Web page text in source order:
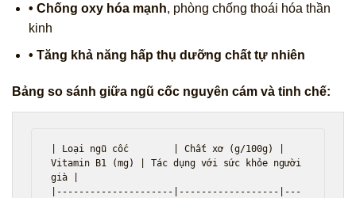
• Chống oxy hóa mạnh, phòng chống thoái hóa thần
kinh
• Tăng khả năng hấp thụ dưỡng chất tự nhiên
Bảng so sánh giữa ngũ cốc nguyên cám và tinh chế:
| Loại ngũ cốc        | Chất xơ (g/100g) |
Vitamin B1 (mg) | Tác dụng với sức khỏe người
già |
|---------------------|------------------|---